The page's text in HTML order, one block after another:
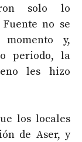
solo lo
no se
y,
periodo, la
les hizo
los locales
de Aser, y